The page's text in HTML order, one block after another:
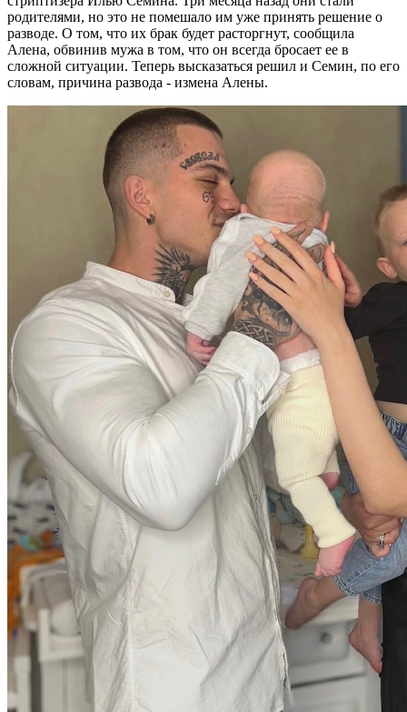
родителями, но это не помешало им уже принять решение о
разводе. О том, что их брак будет расторгнут, сообщила
Алена, обвинив мужа в том, что он всегда бросает ее в
сложной ситуации. Теперь высказаться решил и Семин, по его
словам, причина развода - измена Алены.